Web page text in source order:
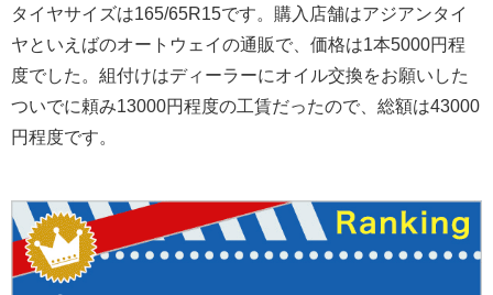
タイヤサイズは165/65R15です。購入店舗はアジアンタイ
ヤといえばのオートウェイの通販で、価格は1本5000円程
度でした。組付けはディーラーにオイル交換をお願いした
ついでに頼み13000円程度の工賃だったので、総額は43000
円程度です。